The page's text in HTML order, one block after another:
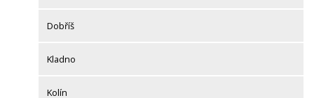
Dobříš
Kladno
Kolín